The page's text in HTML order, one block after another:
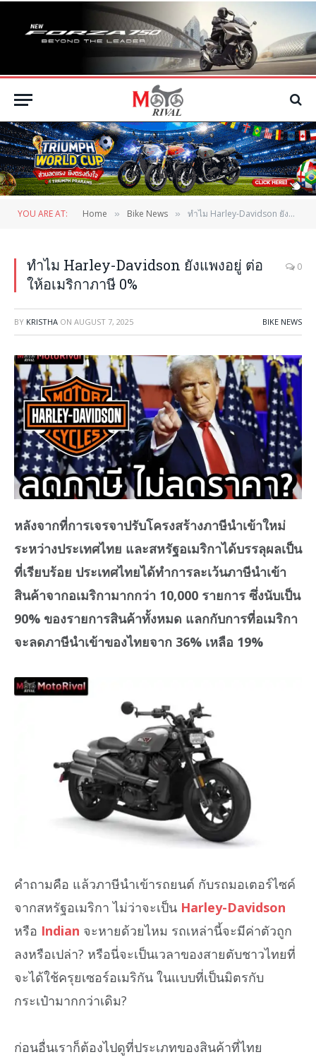
YOU ARE AT: Home » Bike News » ทำไม Harley-Davidson ยังแพงอยู่ ต่อให้อเมริกาภาษี 0%
ทำไม Harley-Davidson ยังแพงอยู่ ต่อ
ให้อเมริกาภาษี 0%
0
BY KRISTHA ON AUGUST 7, 2025 BIKE NEWS
หลังจากที่การเจรจาปรับโครงสร้างภาษีนำเข้าใหม่
ระหว่างประเทศไทย และสหรัฐอเมริกาได้บรรลุผลเป็น
ที่เรียบร้อย ประเทศไทยได้ทำการละเว้นภาษีนำเข้า
สินค้าจากอเมริกามากกว่า 10,000 รายการ ซึ่งนับเป็น
90% ของรายการสินค้าทั้งหมด แลกกับการที่อเมริกา
จะลดภาษีนำเข้าของไทยจาก 36% เหลือ 19%
คำถามคือ แล้วภาษีนำเข้ารถยนต์ กับรถมอเตอร์ไซค์
จากสหรัฐอเมริกา ไม่ว่าจะเป็น Harley-Davidson
หรือ Indian จะหายด้วยไหม รถเหล่านี้จะมีค่าตัวถูก
ลงหรือเปล่า? หรือนี่จะเป็นเวลาของสายตับชาวไทยที่
จะได้ใช้ครุยเซอร์อเมริกัน ในแบบที่เป็นมิตรกับ
กระเป๋ามากกว่าเดิม?
ก่อนอื่นเราก็ต้องไปดูที่ประเภทของสินค้าที่ไทย